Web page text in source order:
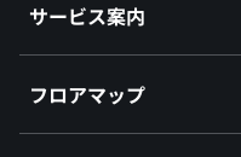
サービス案内
フロアマップ